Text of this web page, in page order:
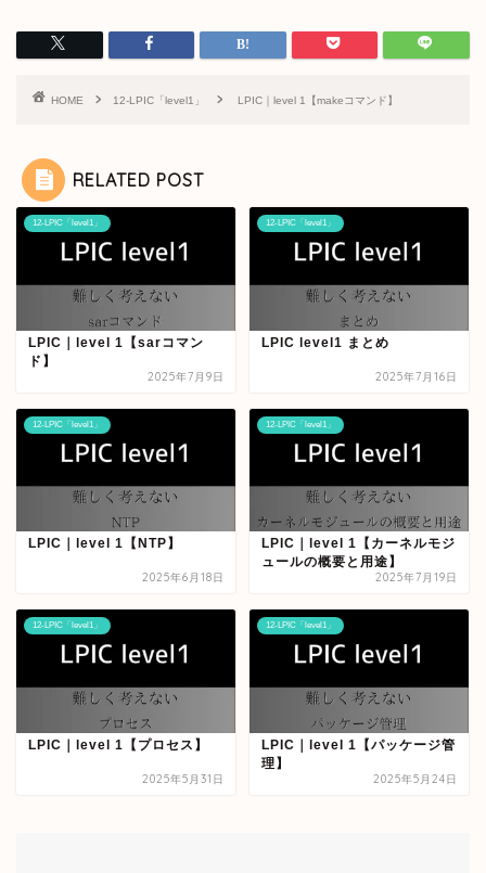
HOME 12-LPIC「level1」 LPIC｜level 1【makeコマンド】
RELATED POST
12-LPIC「level1」
LPIC｜level 1【sarコマン
ド】
2025年7月9日
12-LPIC「level1」
LPIC level1 まとめ
2025年7月16日
12-LPIC「level1」
LPIC｜level 1【NTP】
2025年6月18日
12-LPIC「level1」
LPIC｜level 1【カーネルモジ
ュールの概要と用途】
2025年7月19日
12-LPIC「level1」
LPIC｜level 1【プロセス】
2025年5月31日
12-LPIC「level1」
LPIC｜level 1【パッケージ管
理】
2025年5月24日